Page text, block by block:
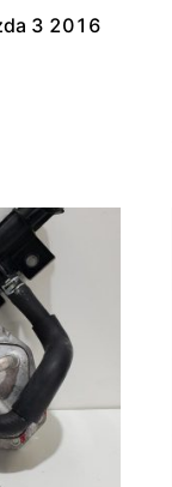
3 2016